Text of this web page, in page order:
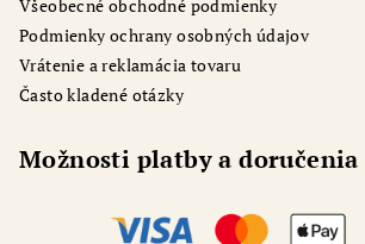
Všeobecné obchodné podmienky
Podmienky ochrany osobných údajov
Vrátenie a reklamácia tovaru
Často kladené otázky
Možnosti platby a doručenia